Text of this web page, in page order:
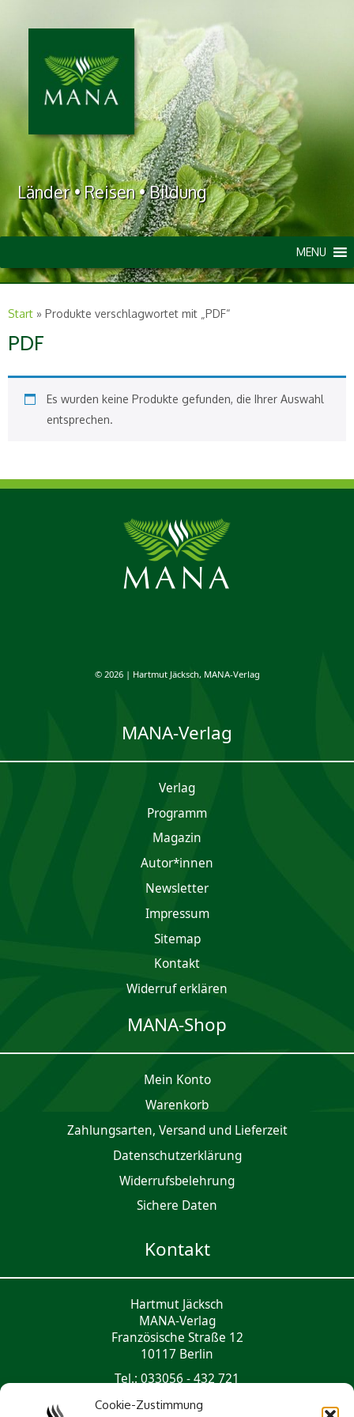
Cookie-Zustimmung
Länder • Reisen • Bildung
MENU
Start » Produkte verschlagwortet mit „PDF“
PDF
Es wurden keine Produkte gefunden, die Ihrer Auswahl
entsprechen.
© 2026 | Hartmut Jäcksch, MANA-Verlag
MANA-Verlag
Verlag
Programm
Magazin
Autor*innen
Newsletter
Impres­sum
Sitemap
Kontakt
Widerruf erklären
MANA-Shop
Mein Konto
Waren­korb
Zahlungsarten, Versand und Lieferzeit
Daten­schutz­er­klärung
Widerrufsbelehrung
Sichere Daten
Kontakt
Hartmut Jäcksch
MANA-Verlag
Französische Straße 12
10117 Berlin
Tel.: 033056 - 432 721